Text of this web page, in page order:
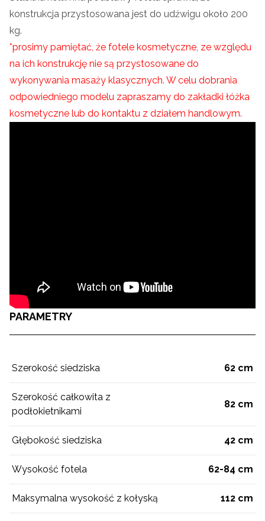
konstrukcja przystosowana jest do udźwigu około 200
kg.
*prosimy pamiętać, że fotele kosmetyczne, ze względu
na ich konstrukcję nie są przystosowane do
wykonywania masaży klasycznych. W celu dobrania
odpowiedniego modelu zapraszamy do zakładki łóżka
kosmetyczne lub do kontaktu z działem handlowym.
PARAMETRY
Szerokość siedziska 62 cm
Szerokość całkowita z
podłokietnikami
82 cm
Głębokość siedziska 42 cm
Wysokość fotela 62-84 cm
Maksymalna wysokość z kołyską 112 cm